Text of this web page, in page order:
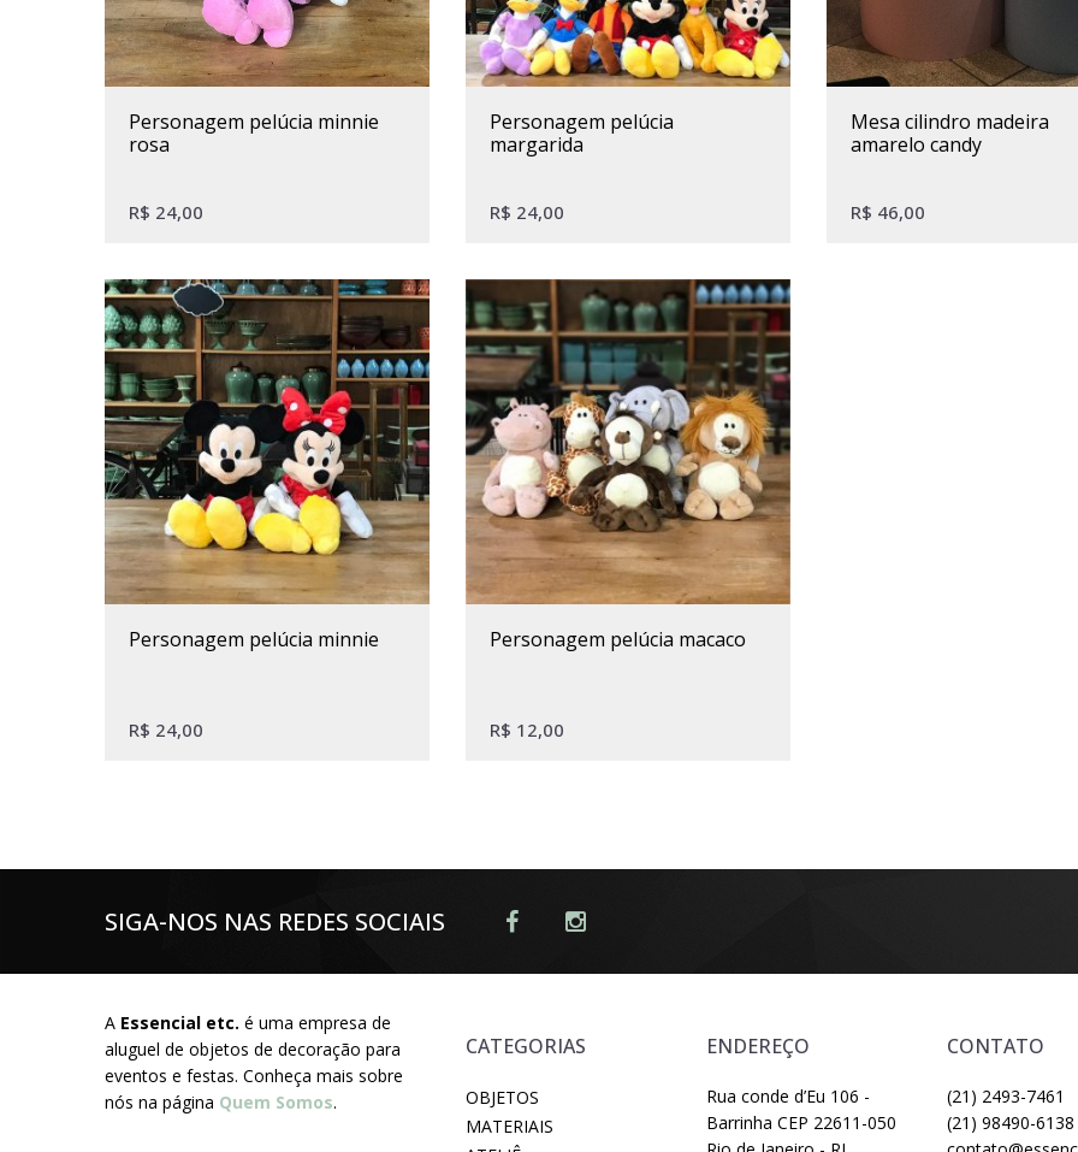
personagem pelúcia minnie
rosa
R$ 24,00
personagem pelúcia
margarida
R$ 24,00
mesa cilindro madeira
amarelo candy
R$ 46,00
personagem pelúcia minnie
R$ 24,00
personagem pelúcia macaco
R$ 12,00
SIGA-NOS NAS REDES SOCIAIS
A Essencial etc. é uma empresa de
aluguel de objetos de decoração para
eventos e festas. Conheça mais sobre
nós na página Quem Somos.
CATEGORIAS
OBJETOS
MATERIAIS
ENDEREÇO
Rua conde d’Eu 106 -
Barrinha CEP 22611-050
CONTATO
(21) 2493-7461
(21) 98490-